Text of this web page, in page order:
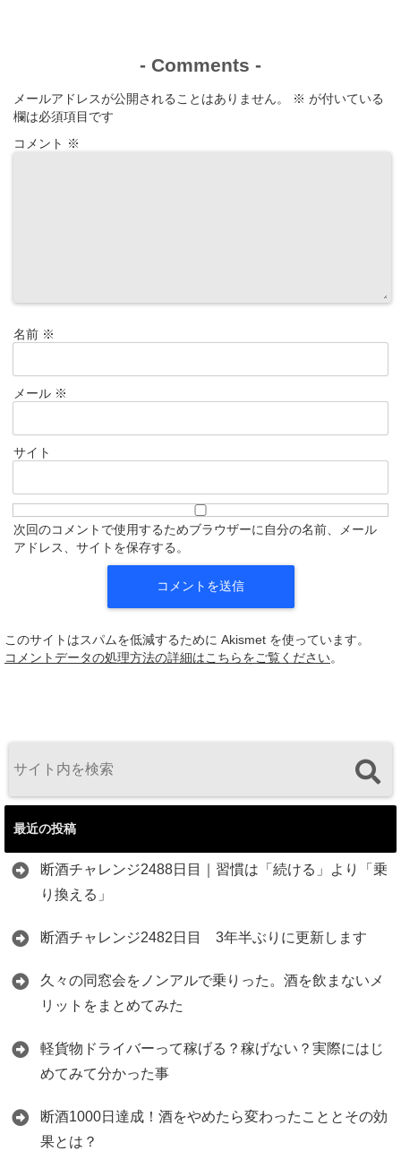
- Comments -
メールアドレスが公開されることはありません。 ※ が付いている
欄は必須項目です
コメント ※
名前 ※
メール ※
サイト
次回のコメントで使用するためブラウザーに自分の名前、メール
アドレス、サイトを保存する。
このサイトはスパムを低減するために Akismet を使っています。
コメントデータの処理方法の詳細はこちらをご覧ください。
最近の投稿
断酒チャレンジ2488日目｜習慣は「続ける」より「乗
り換える」
断酒チャレンジ2482日目 3年半ぶりに更新します
久々の同窓会をノンアルで乗りった。酒を飲まないメ
リットをまとめてみた
軽貨物ドライバーって稼げる？稼げない？実際にはじ
めてみて分かった事
断酒1000日達成！酒をやめたら変わったこととその効
果とは？